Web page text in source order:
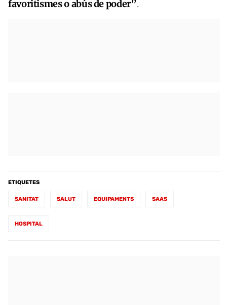
favoritismes o abús de poder”.
ETIQUETES
SANITAT SALUT EQUIPAMENTS SAAS
HOSPITAL